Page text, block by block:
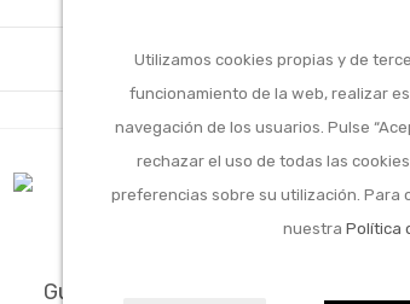
Utilizamos cookies propias y de
funcionamiento de la web, realizar
navegación de los usuarios. Pulse
rechazar el uso de todas las
preferencias sobre su utilización. Para
nuestraPolítica
Guante horno-grill grandchef